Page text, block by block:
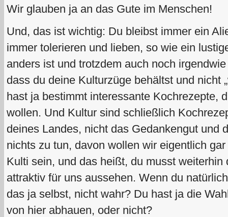
Wir glauben ja an das Gute im Menschen!
Und, das ist wichtig: Du bleibst immer ein
immer tolerieren und lieben, so wie ein
anders ist und trotzdem auch noch
dass du deine Kulturzüge behältst und nicht
hast ja bestimmt interessante Kochrezepte,
wollen. Und Kultur sind schließlich
deines Landes, nicht das Gedankengut und
nichts zu tun, davon wollen wir eigentlich
Kulti sein, und das heißt, du musst
attraktiv für uns aussehen. Wenn du
das ja selbst, nicht wahr? Du hast ja die
von hier abhauen, oder nicht?